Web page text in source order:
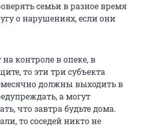
семьи в разное время
о нарушениях, если они
контроле в опеке, в
то эти три субъекта
должны выходить в
а могут
что завтра будьте дома.
то соседей никто не